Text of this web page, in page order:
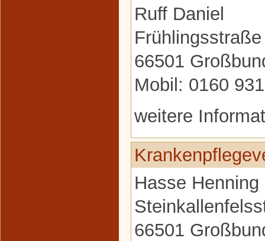
Ruff Daniel
66501
Mobil: 0160
weitere
Hasse Henning
66501